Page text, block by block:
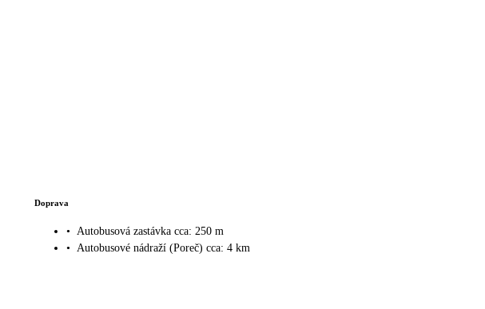
Doprava
•
Autobusová zastávka cca: 250 m
•
Autobusové nádraží (Poreč) cca: 4 km